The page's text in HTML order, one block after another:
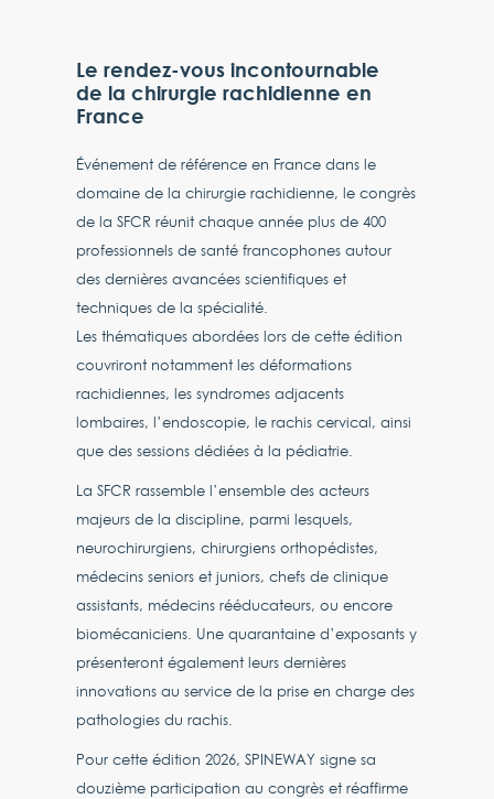
Le rendez-vous incontournable
de la chirurgie rachidienne en
France
Événement de référence en France dans le
domaine de la chirurgie rachidienne, le congrès
de la SFCR réunit chaque année plus de 400
professionnels de santé francophones autour
des dernières avancées scientifiques et
techniques de la spécialité.
Les thématiques abordées lors de cette édition
couvriront notamment les déformations
rachidiennes, les syndromes adjacents
lombaires, l’endoscopie, le rachis cervical, ainsi
que des sessions dédiées à la pédiatrie.
La SFCR rassemble l’ensemble des acteurs
majeurs de la discipline, parmi lesquels,
neurochirurgiens, chirurgiens orthopédistes,
médecins seniors et juniors, chefs de clinique
assistants, médecins rééducateurs, ou encore
biomécaniciens. Une quarantaine d’exposants y
présenteront également leurs dernières
innovations au service de la prise en charge des
pathologies du rachis.
Pour cette édition 2026, SPINEWAY signe sa
douzième participation au congrès et réaffirme